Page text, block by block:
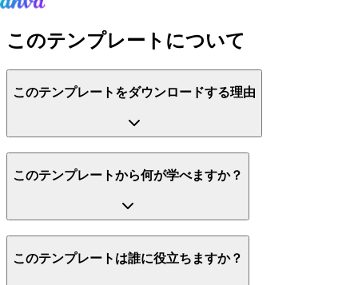
このテンプレートについて
このテンプレートをダウンロードする理由
このテンプレートから何が学べますか？
このテンプレートは誰に役立ちますか？